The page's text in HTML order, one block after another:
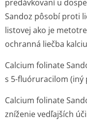
predávkovaní u
Sandoz pôsobí proti
listovej ako je
ochranná liečba
Calcium folinate
s 5-fluóruracilom (iný
Calcium folinate
zníženie vedľajších